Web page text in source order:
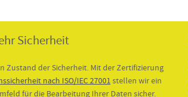
Sicherheit
Zustand der Sicherheit. Mit der Zertifizierung
nach ISO/IEC 27001 stellen wir ein
für die Bearbeitung Ihrer Daten sicher.